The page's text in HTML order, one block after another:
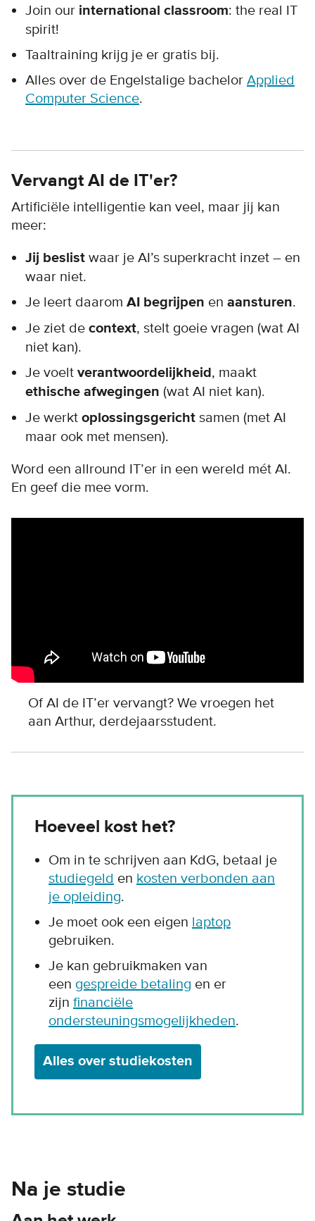
Join our international classroom: the real IT
spirit!
Taaltraining krijg je er gratis bij.
Alles over de Engelstalige bachelor Applied
Computer Science.
Vervangt AI de IT'er?
Artificiële intelligentie kan veel, maar jij kan
meer:
Jij beslist waar je AI’s superkracht inzet – en
waar niet.
Je leert daarom AI begrijpen en aansturen.
Je ziet de context, stelt goeie vragen (wat AI
niet kan).
Je voelt verantwoordelijkheid, maakt
ethische afwegingen (wat AI niet kan).
Je werkt oplossingsgericht samen (met AI
maar ook met mensen).
Word een allround IT’er in een wereld mét AI.
En geef die mee vorm.
Of AI de IT’er vervangt? We vroegen het
aan Arthur, derdejaarsstudent.
Hoeveel kost het?
Om in te schrijven aan KdG, betaal je
studiegeld en kosten verbonden aan
je opleiding.
Je moet ook een eigen laptop
gebruiken.
Je kan gebruikmaken van
een gespreide betaling en er
zijn financiële
ondersteuningsmogelijkheden.
Alles over studiekosten
Na je studie